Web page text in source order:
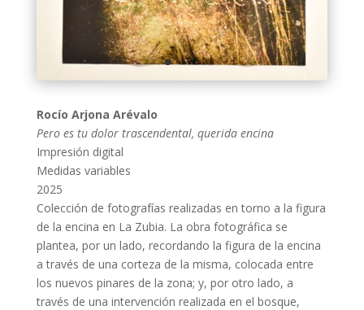
Rocío Arjona Arévalo
Pero es tu dolor trascendental, querida encina
Impresión digital
Medidas variables
2025
Colección de fotografías realizadas en torno a la figura
de la encina en La Zubia. La obra fotográfica se
plantea, por un lado, recordando la figura de la encina
a través de una corteza de la misma, colocada entre
los nuevos pinares de la zona; y, por otro lado, a
través de una intervención realizada en el bosque,